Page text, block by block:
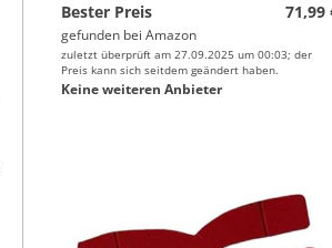
Bester Preis
71,99
gefunden bei Amazon
zuletzt überprüft am 27.09.2025 um 00:03; der
Preis kann sich seitdem geändert haben.
Keine weiteren Anbieter